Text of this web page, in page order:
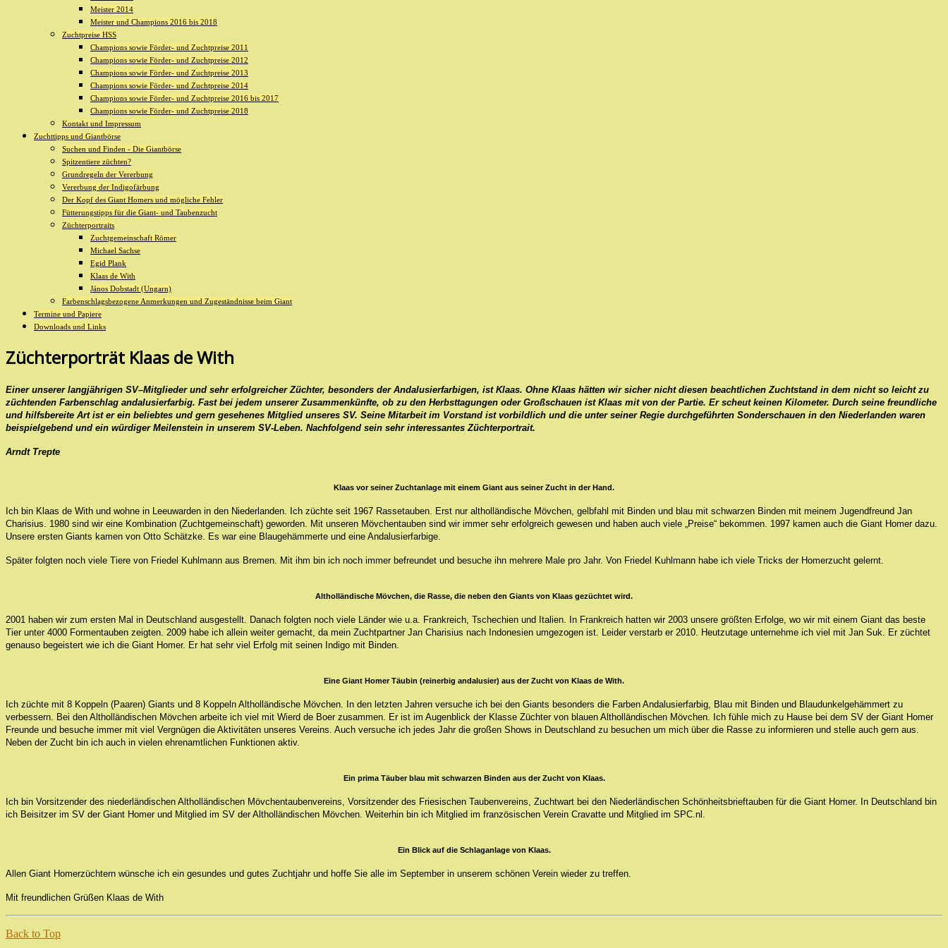
Meister 2014
Meister und Champions 2016 bis 2018
Zuchtpreise HSS
Champions sowie Förder- und Zuchtpreise 2011
Champions sowie Förder- und Zuchtpreise 2012
Champions sowie Förder- und Zuchtpreise 2013
Champions sowie Förder- und Zuchtpreise 2014
Champions sowie Förder- und Zuchtpreise 2016 bis 2017
Champions sowie Förder- und Zuchtpreise 2018
Kontakt und Impressum
Zuchttipps und Giantbörse
Suchen und Finden - Die Giantbörse
Spitzentiere züchten?
Grundregeln der Vererbung
Vererbung der Indigofärbung
Der Kopf des Giant Homers und mögliche Fehler
Fütterungstipps für die Giant- und Taubenzucht
Züchterportraits
Zuchtgemeinschaft Römer
Michael Sachse
Egid Plank
Klaas de With
János Dobstadt (Ungarn)
Farbenschlagsbezogene Anmerkungen und Zugeständnisse beim Giant
Termine und Papiere
Downloads und Links
Züchterporträt Klaas de With
Einer unserer langjährigen SV–Mitglieder und sehr erfolgreicher Züchter, besonders der Andalusierfarbigen, ist Klaas. Ohne Klaas hätten wir sicher nicht diesen beachtlichen Zuchtstand in dem nicht so leicht zu
züchtenden Farbenschlag andalusierfarbig. Fast bei jedem unserer Zusammenkünfte, ob zu den Herbsttagungen oder Großschauen ist Klaas mit von der Partie. Er scheut keinen Kilometer. Durch seine freundliche
und hilfsbereite Art ist er ein beliebtes und gern gesehenes Mitglied unseres SV. Seine Mitarbeit im Vorstand ist vorbildlich und die unter seiner Regie durchgeführten Sonderschauen in den Niederlanden waren
beispielgebend und ein würdiger Meilenstein in unserem SV-Leben. Nachfolgend sein sehr interessantes Züchterportrait.
Arndt Trepte
Klaas vor seiner Zuchtanlage mit einem Giant aus seiner Zucht in der Hand.
Ich bin Klaas de With und wohne in Leeuwarden in den Niederlanden. Ich züchte seit 1967 Rassetauben. Erst nur altholländische Mövchen, gelbfahl mit Binden und blau mit schwarzen Binden mit meinem Jugendfreund Jan
Charisius. 1980 sind wir eine Kombination (Zuchtgemeinschaft) geworden. Mit unseren Mövchentauben sind wir immer sehr erfolgreich gewesen und haben auch viele „Preise“ bekommen. 1997 kamen auch die Giant Homer dazu.
Unsere ersten Giants kamen von Otto Schätzke. Es war eine Blaugehämmerte und eine Andalusierfarbige.
Später folgten noch viele Tiere von Friedel Kuhlmann aus Bremen. Mit ihm bin ich noch immer befreundet und besuche ihn mehrere Male pro Jahr. Von Friedel Kuhlmann habe ich viele Tricks der Homerzucht gelernt.
Altholländische Mövchen, die Rasse, die neben den Giants von Klaas gezüchtet wird.
2001 haben wir zum ersten Mal in Deutschland ausgestellt. Danach folgten noch viele Länder wie u.a. Frankreich, Tschechien und Italien. In Frankreich hatten wir 2003 unsere größten Erfolge, wo wir mit einem Giant das beste
Tier unter 4000 Formentauben zeigten. 2009 habe ich allein weiter gemacht, da mein Zuchtpartner Jan Charisius nach Indonesien umgezogen ist. Leider verstarb er 2010. Heutzutage unternehme ich viel mit Jan Suk. Er züchtet
genauso begeistert wie ich die Giant Homer. Er hat sehr viel Erfolg mit seinen Indigo mit Binden.
Eine Giant Homer Täubin (reinerbig andalusier) aus der Zucht von Klaas de With.
Ich züchte mit 8 Koppeln (Paaren) Giants und 8 Koppeln Altholländische Mövchen. In den letzten Jahren versuche ich bei den Giants besonders die Farben Andalusierfarbig, Blau mit Binden und Blaudunkelgehämmert zu
verbessern. Bei den Altholländischen Mövchen arbeite ich viel mit Wierd de Boer zusammen. Er ist im Augenblick der Klasse Züchter von blauen Altholländischen Mövchen. Ich fühle mich zu Hause bei dem SV der Giant Homer
Freunde und besuche immer mit viel Vergnügen die Aktivitäten unseres Vereins. Auch versuche ich jedes Jahr die großen Shows in Deutschland zu besuchen um mich über die Rasse zu informieren und stelle auch gern aus.
Neben der Zucht bin ich auch in vielen ehrenamtlichen Funktionen aktiv.
Ein prima Täuber blau mit schwarzen Binden aus der Zucht von Klaas.
Ich bin Vorsitzender des niederländischen Altholländischen Mövchentaubenvereins, Vorsitzender des Friesischen Taubenvereins, Zuchtwart bei den Niederländischen Schönheitsbrieftauben für die Giant Homer. In Deutschland bin
ich Beisitzer im SV der Giant Homer und Mitglied im SV der Altholländischen Mövchen. Weiterhin bin ich Mitglied im französischen Verein Cravatte und Mitglied im SPC.nl.
Ein Blick auf die Schlaganlage von Klaas.
Allen Giant Homerzüchtern wünsche ich ein gesundes und gutes Zuchtjahr und hoffe Sie alle im September in unserem schönen Verein wieder zu treffen.
Mit freundlichen Grüßen Klaas de With
Back to Top